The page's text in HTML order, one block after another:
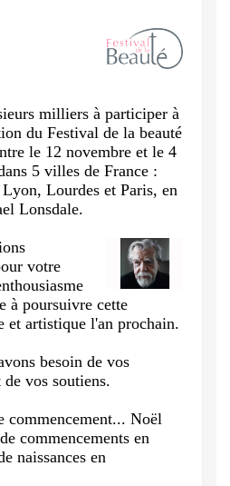
milliers à participer à
du Festival de la beauté
le 12 novembre et le 4
5 villes de France :
Lourdes et Paris, en
Lonsdale.
votre
à poursuivre cette
et artistique l'an prochain.
besoin de vos
de vos soutiens.
commencement... Noël
commencements en
naissances en